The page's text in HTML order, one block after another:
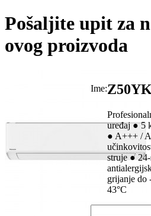
Pošaljite upit za
ovog proizvoda
uređaj ● 5
● A+++ /
struje ●
grijanje do
43°C
Ime: